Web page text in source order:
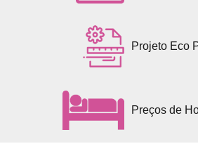
Projeto Eco
Preços de